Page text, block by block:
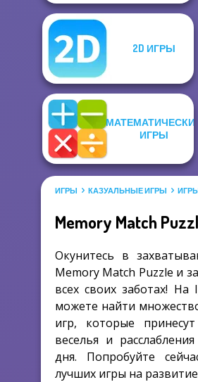
2D ИГРЫ
МАТЕМАТИЧЕСКИЕ
ИГРЫ
ИГРЫ КАЗУАЛЬНЫЕ ИГРЫ
Memory Match
Окунитесь в
Memory Match Puzzle и
всех своих заботах! На
можете найти
игр, которые
веселья и
дня. Попробуйте
лучших игры на